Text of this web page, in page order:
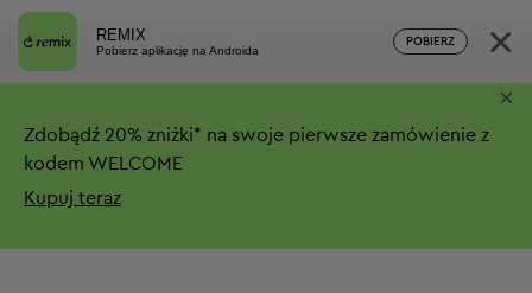
REMIX
Pobierz aplikację na Androida
POBIERZ ×
Zdobądź 20% zniżki* na swoje pierwsze zamówienie z
kodem WELCOME
Kupuj teraz
×